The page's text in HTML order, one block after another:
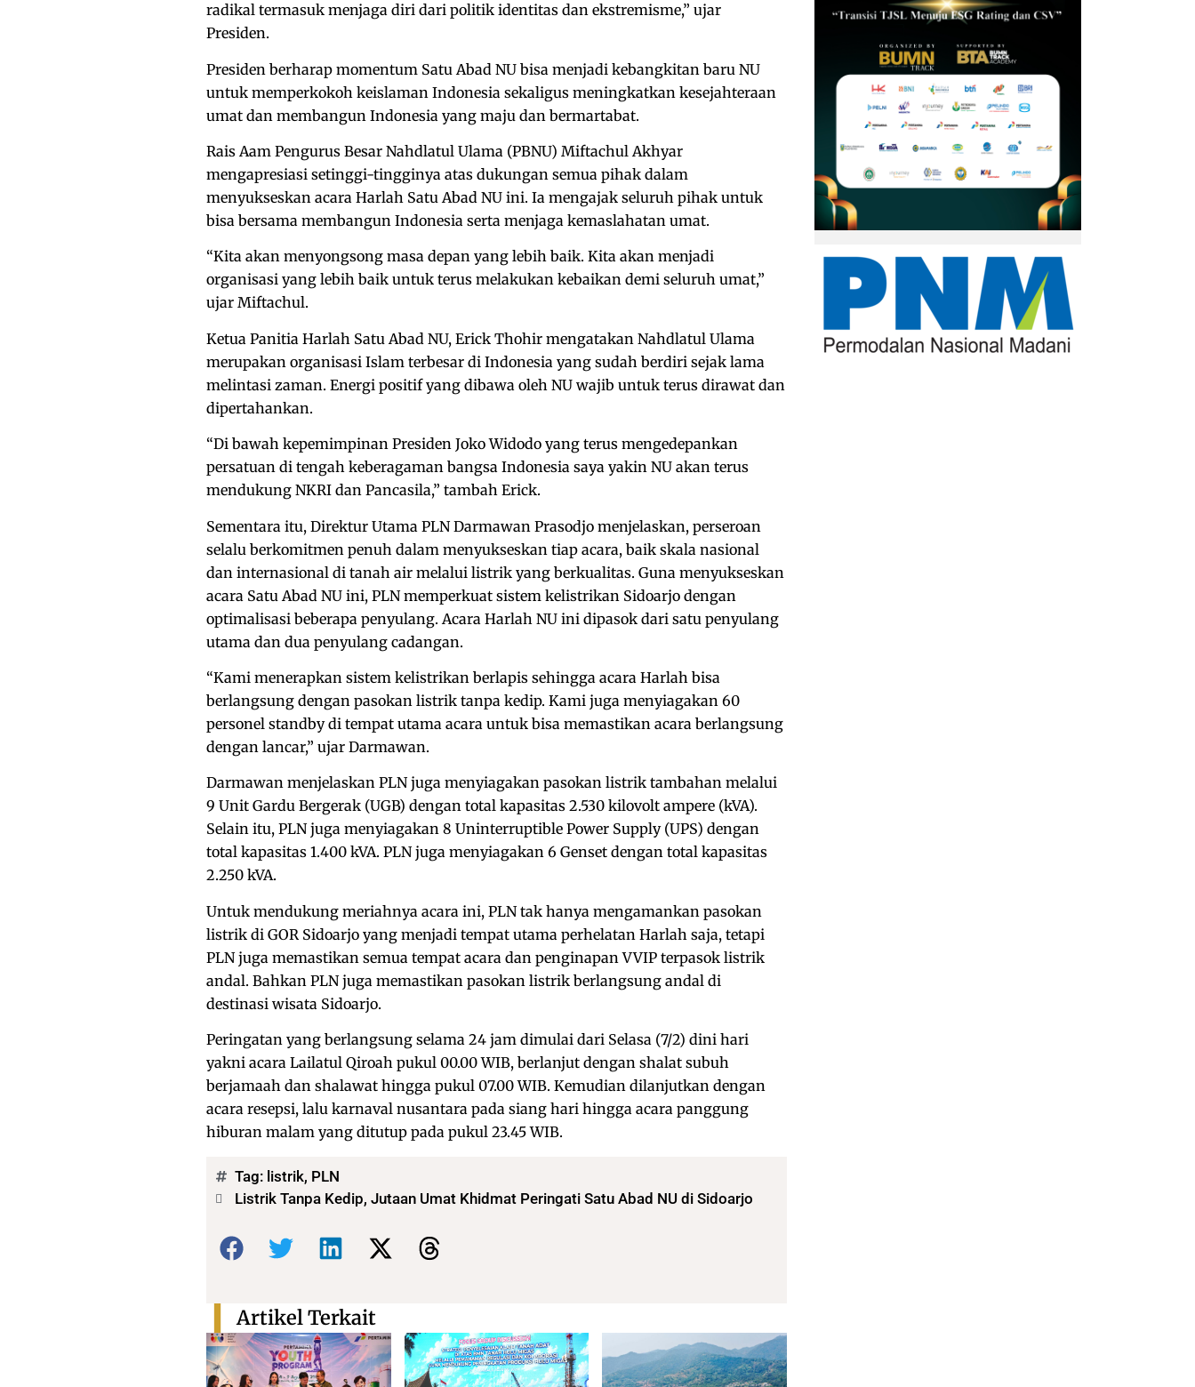
radikal termasuk menjaga diri dari politik identitas dan ekstremisme,” ujar
Presiden.
Presiden berharap momentum Satu Abad NU bisa menjadi kebangkitan baru NU
untuk memperkokoh keislaman Indonesia sekaligus meningkatkan kesejahteraan
umat dan membangun Indonesia yang maju dan bermartabat.
Rais Aam Pengurus Besar Nahdlatul Ulama (PBNU) Miftachul Akhyar
mengapresiasi setinggi-tingginya atas dukungan semua pihak dalam
menyukseskan acara Harlah Satu Abad NU ini. Ia mengajak seluruh pihak untuk
bisa bersama membangun Indonesia serta menjaga kemaslahatan umat.
“Kita akan menyongsong masa depan yang lebih baik. Kita akan menjadi
organisasi yang lebih baik untuk terus melakukan kebaikan demi seluruh umat,”
ujar Miftachul.
Ketua Panitia Harlah Satu Abad NU, Erick Thohir mengatakan Nahdlatul Ulama
merupakan organisasi Islam terbesar di Indonesia yang sudah berdiri sejak lama
melintasi zaman. Energi positif yang dibawa oleh NU wajib untuk terus dirawat dan
dipertahankan.
“Di bawah kepemimpinan Presiden Joko Widodo yang terus mengedepankan
persatuan di tengah keberagaman bangsa Indonesia saya yakin NU akan terus
mendukung NKRI dan Pancasila,” tambah Erick.
Sementara itu, Direktur Utama PLN Darmawan Prasodjo menjelaskan, perseroan
selalu berkomitmen penuh dalam menyukseskan tiap acara, baik skala nasional
dan internasional di tanah air melalui listrik yang berkualitas. Guna menyukseskan
acara Satu Abad NU ini, PLN memperkuat sistem kelistrikan Sidoarjo dengan
optimalisasi beberapa penyulang. Acara Harlah NU ini dipasok dari satu penyulang
utama dan dua penyulang cadangan.
“Kami menerapkan sistem kelistrikan berlapis sehingga acara Harlah bisa
berlangsung dengan pasokan listrik tanpa kedip. Kami juga menyiagakan 60
personel standby di tempat utama acara untuk bisa memastikan acara berlangsung
dengan lancar,” ujar Darmawan.
Darmawan menjelaskan PLN juga menyiagakan pasokan listrik tambahan melalui
9 Unit Gardu Bergerak (UGB) dengan total kapasitas 2.530 kilovolt ampere (kVA).
Selain itu, PLN juga menyiagakan 8 Uninterruptible Power Supply (UPS) dengan
total kapasitas 1.400 kVA. PLN juga menyiagakan 6 Genset dengan total kapasitas
2.250 kVA.
Untuk mendukung meriahnya acara ini, PLN tak hanya mengamankan pasokan
listrik di GOR Sidoarjo yang menjadi tempat utama perhelatan Harlah saja, tetapi
PLN juga memastikan semua tempat acara dan penginapan VVIP terpasok listrik
andal. Bahkan PLN juga memastikan pasokan listrik berlangsung andal di
destinasi wisata Sidoarjo.
Peringatan yang berlangsung selama 24 jam dimulai dari Selasa (7/2) dini hari
yakni acara Lailatul Qiroah pukul 00.00 WIB, berlanjut dengan shalat subuh
berjamaah dan shalawat hingga pukul 07.00 WIB. Kemudian dilanjutkan dengan
acara resepsi, lalu karnaval nusantara pada siang hari hingga acara panggung
hiburan malam yang ditutup pada pukul 23.45 WIB.
Tag: listrik, PLN
Listrik Tanpa Kedip, Jutaan Umat Khidmat Peringati Satu Abad NU di Sidoarjo
Bagikan:
Artikel Terkait